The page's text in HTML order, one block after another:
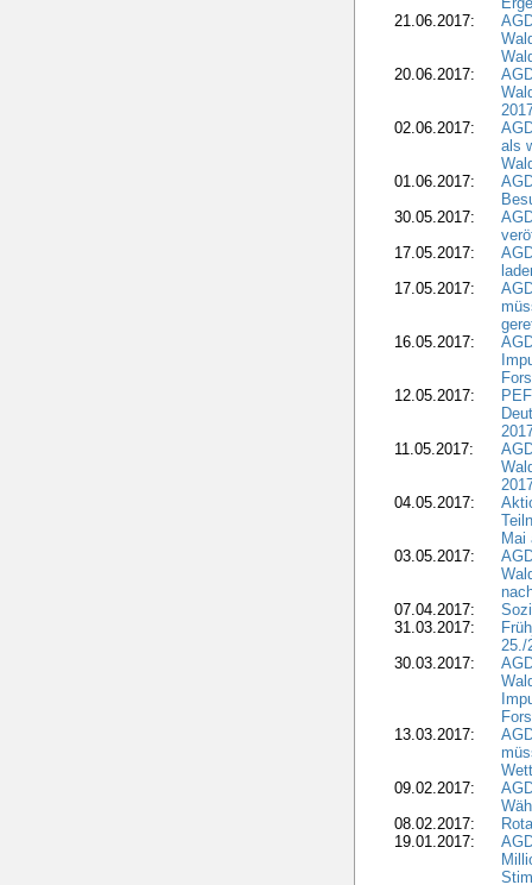
21.06.2017:
20.06.2017:
02.06.2017:
als
01.06.2017:
30.05.2017:
17.05.2017:
17.05.2017:
16.05.2017:
12.05.2017:
11.05.2017:
04.05.2017:
Mai
03.05.2017:
07.04.2017:
31.03.2017:
25./
30.03.2017:
13.03.2017:
09.02.2017:
08.02.2017:
19.01.2017: